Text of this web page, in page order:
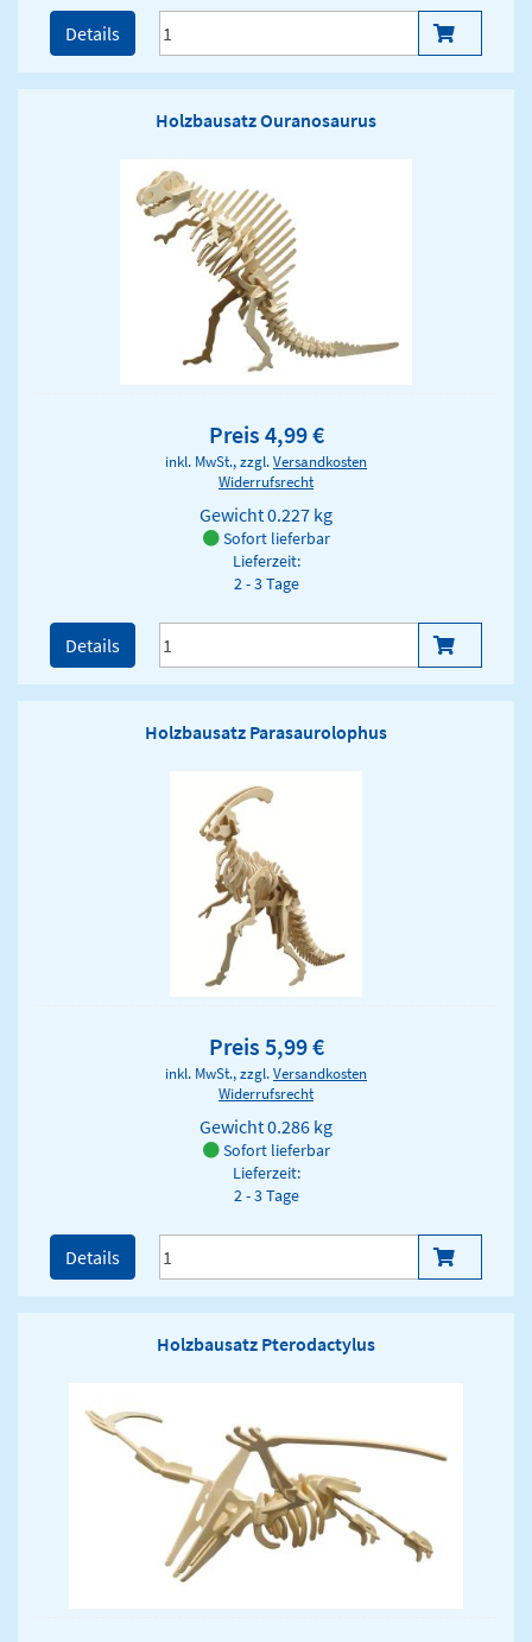
Details
Holzbausatz Ouranosaurus
Preis 4,99 €
inkl. MwSt., zzgl.Versandkosten
Widerrufsrecht
Gewicht0.227 kg
Sofort lieferbar
Lieferzeit:
2 - 3 Tage
Details
Holzbausatz Parasaurolophus
Preis 5,99 €
inkl. MwSt., zzgl.Versandkosten
Widerrufsrecht
Gewicht0.286 kg
Sofort lieferbar
Lieferzeit:
2 - 3 Tage
Details
Holzbausatz Pterodactylus